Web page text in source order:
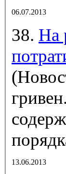
06.07.2013
38. На
гривен. Следует заметить, с начала 2013 года на
13.06.2013